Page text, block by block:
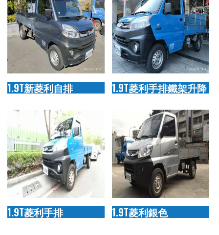
1.9T新菱利自排 1.9T菱利手排鐵架升降
1.9T菱利手排 1.9T菱利銀色